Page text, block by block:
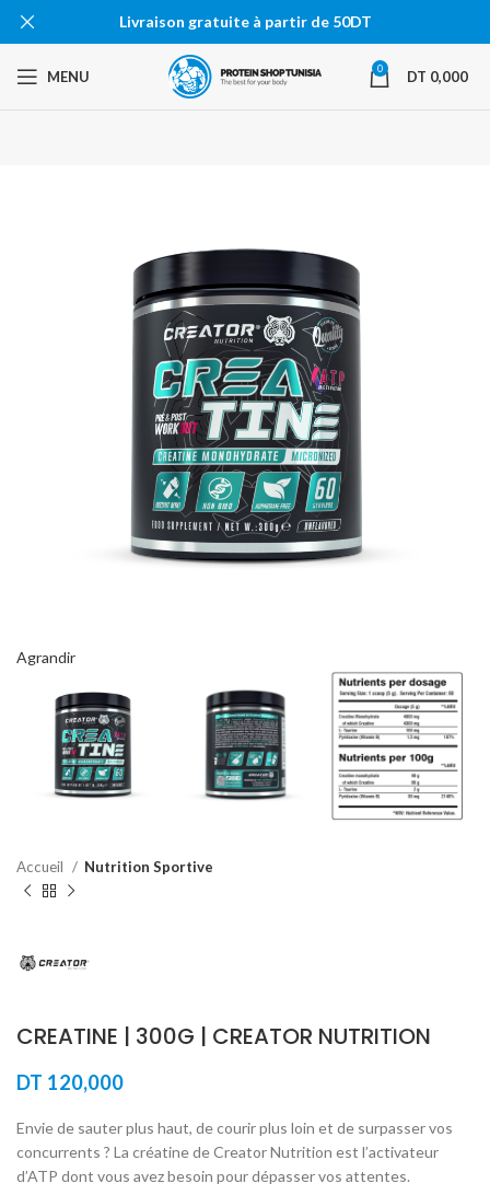
MENU 0 DT 0,000
Agrandir
Accueil Nutrition Sportive
CREATINE | 300G | CREATOR NUTRITION
DT 120,000
Envie de sauter plus haut, de courir plus loin et de surpasser vos
concurrents ? La créatine de Creator Nutrition est l’activateur
d’ATP dont vous avez besoin pour dépasser vos attentes.
Livraison gratuite à partir de 50DT